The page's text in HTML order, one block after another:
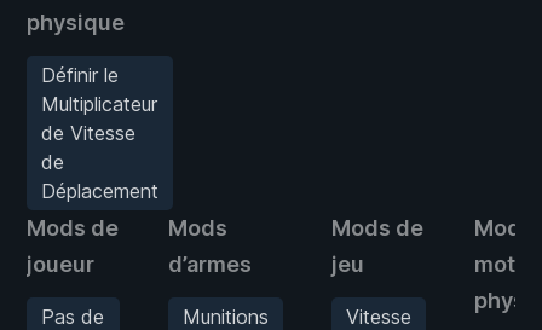
physique
Définir le
Multiplicateur
de Vitesse
de
Déplacement
Mods de
joueur
Pas de
Mods
d’armes
Munitions
Mods de
jeu
Vitesse
Mods